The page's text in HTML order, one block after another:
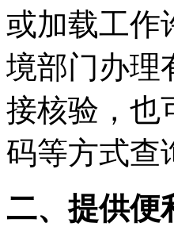
或加载工作
境部门办理
接核验，也
码等方式查
二、提供便